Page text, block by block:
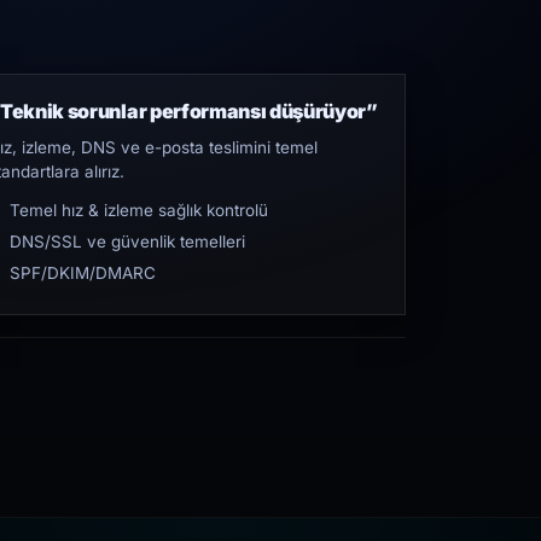
sorunlar performansı düşürüyor”
izleme, DNS ve e-posta teslimini temel
alırız.
Temel hız & izleme sağlık kontrolü
DNS/SSL ve güvenlik temelleri
SPF/DKIM/DMARC